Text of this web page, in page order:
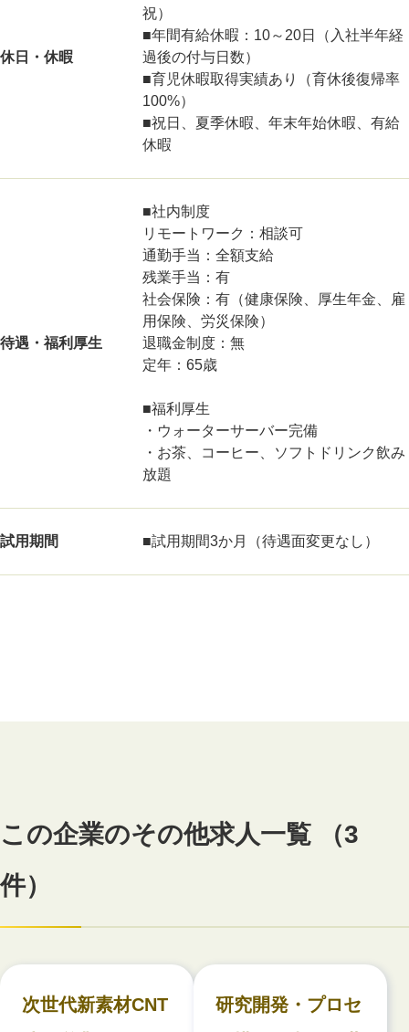
休日・休暇
祝）
■年間有給休暇：10～20日（入社半年経
過後の付与日数）
■育児休暇取得実績あり（育休後復帰率
100%）
■祝日、夏季休暇、年末年始休暇、有給
休暇
待遇・福利厚生
■社内制度
リモートワーク：相談可
通勤手当：全額支給
残業手当：有
社会保険：有（健康保険、厚生年金、雇
用保険、労災保険）
退職金制度：無
定年：65歳
■福利厚生
・ウォーターサーバー完備
・お茶、コーヒー、ソフトドリンク飲み
放題
試用期間 ■試用期間3か月（待遇面変更なし）
この企業のその他求人一覧 （3
件）
次世代新素材CNT
研究開発・プロセ